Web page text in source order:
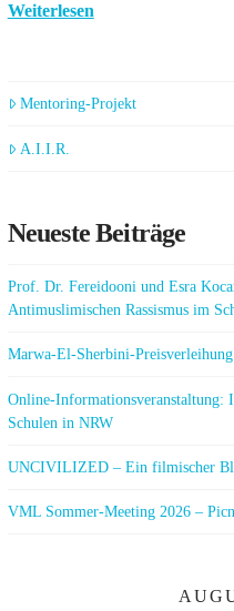
Weiterlesen
Mentoring-Projekt
A.I.I.R.
Neueste Beiträge
Prof. Dr. Fereidooni und Esra
Antimuslimischen Rassismus im
Marwa-El-Sherbini-
Online-Informationsveranstaltung:
Schulen in NRW
UNCIVILIZED – Ein filmischer
VML Sommer-Meeting 2026 –